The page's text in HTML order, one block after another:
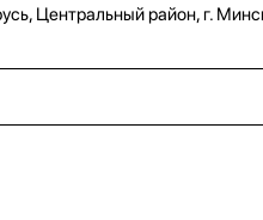
Центральный район, г.